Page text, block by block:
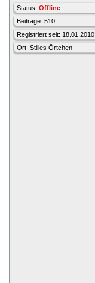
Status: Offline
Beiträge: 510
Registriert seit: 18.01.2010
Ort: Stilles Örtchen